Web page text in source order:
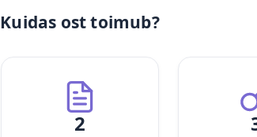
Kuidas ost toimub?
2